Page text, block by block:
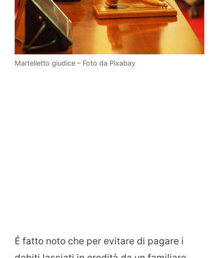
Martelletto giudice – Foto da Pixabay
É fatto noto che per evitare di pagare i